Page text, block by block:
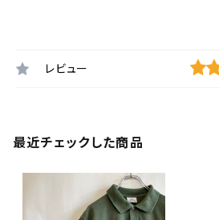
レビュー
最近チェックした商品